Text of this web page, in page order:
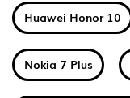
Huawei Honor 10
Nokia 7 Plus